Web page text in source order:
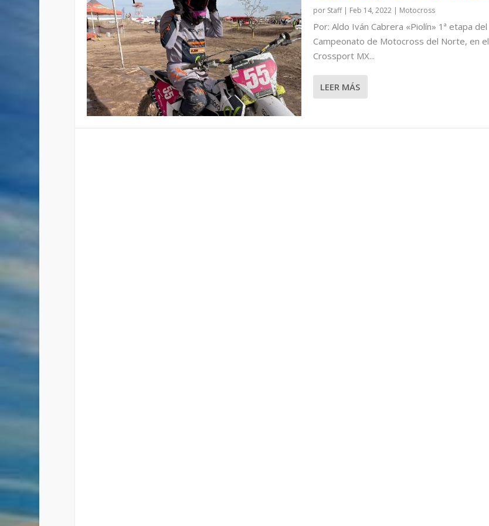
por Staff| Feb 14, 2022| Motocross
Por: Aldo Iván Cabrera «Piolín» 1ª etapa del
Campeonato de Motocross del Norte, en el
Crossport MX...
LEER MÁS